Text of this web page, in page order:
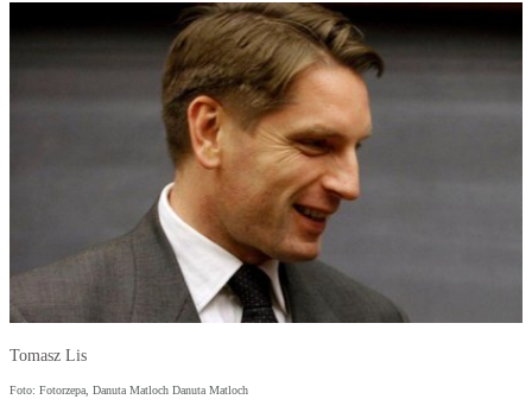
Tomasz Lis
Foto: Fotorzepa, Danuta Matloch Danuta Matloch